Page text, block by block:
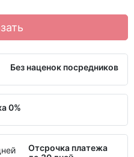
Без наценок посредников
0%
Отсрочка платежа